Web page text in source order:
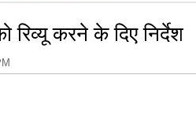
करने के दिए निर्देश